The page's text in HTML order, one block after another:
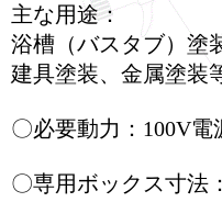
主な用途：
浴槽（バスタブ）塗
建具塗装、金属塗装
〇必要動力：100V電
〇専用ボックス寸法